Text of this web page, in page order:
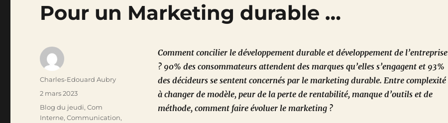
Pour un Marketing durable …
Comment concilier le développement durable et développement de l’entreprise
? 90% des consommateurs attendent des marques qu’elles s’engagent et 93%
des décideurs se sentent concernés par le marketing durable. Entre complexité
à changer de modèle, peur de la perte de rentabilité, manque d’outils et de
méthode, comment faire évoluer le marketing ?
Auteur
Charles-Edouard Aubry
Publié
le
2 mars 2023
Catégories
Blog du jeudi,Com
Interne,Communication,